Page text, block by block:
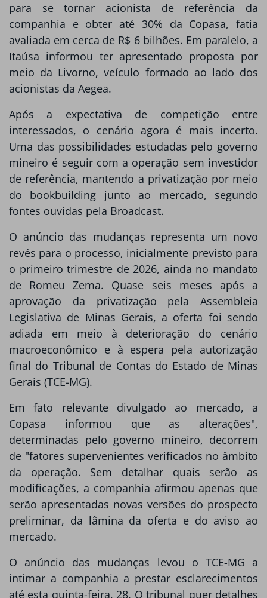
para se tornar acionista de referência da
companhia e obter até 30% da Copasa, fatia
avaliada em cerca de R$ 6 bilhões. Em paralelo, a
Itaúsa informou ter apresentado proposta por
meio da Livorno, veículo formado ao lado dos
acionistas da Aegea.
Após a expectativa de competição entre
interessados, o cenário agora é mais incerto.
Uma das possibilidades estudadas pelo governo
mineiro é seguir com a operação sem investidor
de referência, mantendo a privatização por meio
do bookbuilding junto ao mercado, segundo
fontes ouvidas pela Broadcast.
O anúncio das mudanças representa um novo
revés para o processo, inicialmente previsto para
o primeiro trimestre de 2026, ainda no mandato
de Romeu Zema. Quase seis meses após a
aprovação da privatização pela Assembleia
Legislativa de Minas Gerais, a oferta foi sendo
adiada em meio à deterioração do cenário
macroeconômico e à espera pela autorização
final do Tribunal de Contas do Estado de Minas
Gerais (TCE-MG).
Em fato relevante divulgado ao mercado, a
Copasa informou que as alterações",
determinadas pelo governo mineiro, decorrem
de "fatores supervenientes verificados no âmbito
da operação. Sem detalhar quais serão as
modificações, a companhia afirmou apenas que
serão apresentadas novas versões do prospecto
preliminar, da lâmina da oferta e do aviso ao
mercado.
O anúncio das mudanças levou o TCE-MG a
intimar a companhia a prestar esclarecimentos
até esta quinta-feira, 28. O tribunal quer detalhes